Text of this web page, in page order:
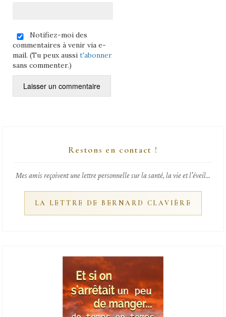
Notifiez-moi des
commentaires à venir via e-
mail. (Tu peux aussi t'abonner
sans commenter.)
Restons en contact !
Mes amis reçoivent une lettre personnelle sur la santé, la vie et l'éveil...
LA LETTRE DE BERNARD CLAVIÈRE